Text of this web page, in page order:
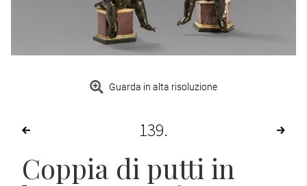
Guarda in alta risoluzione
139
Coppia di putti in